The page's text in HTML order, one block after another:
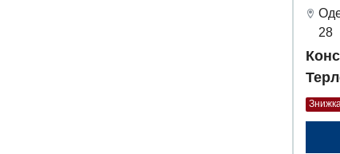
28